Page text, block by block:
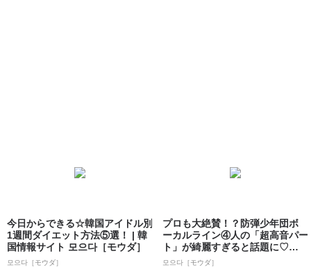
今日からできる☆韓国アイドル別
1週間ダイエット方法⑤選！ | 韓
国情報サイト 모으다［モウダ］
모으다［モウダ］
プロも大絶賛！？防弾少年団ボ
ーカルライン④人の「超高音パー
ト」が綺麗すぎると話題に♡♡ |
韓国情...
모으다［モウダ］